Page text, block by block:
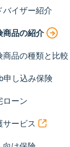
バイザー紹介
商品の紹介
商品の種類と比較
申し込み保険
ローン
サービス